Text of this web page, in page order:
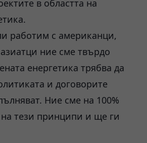
в областта на
работим с американци,
ние сме твърдо
енергетика трябва да
и договорите
Ние сме на 100%
тези принципи и ще ги